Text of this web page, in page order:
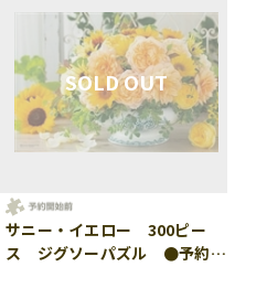
サニー・イエロー 300ピー
ス ジグソーパズル ●予約